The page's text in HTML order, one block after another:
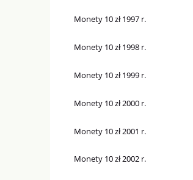
Monety 10 zł 1997 r.
Monety 10 zł 1998 r.
Monety 10 zł 1999 r.
Monety 10 zł 2000 r.
Monety 10 zł 2001 r.
Monety 10 zł 2002 r.